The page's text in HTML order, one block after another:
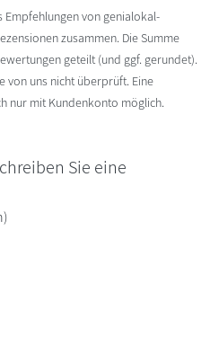
Empfehlungen von genialokal-
zusammen. Die Summe
geteilt (und ggf. gerundet).
von uns nicht überprüft. Eine
nur mit Kundenkonto möglich.
Sie eine